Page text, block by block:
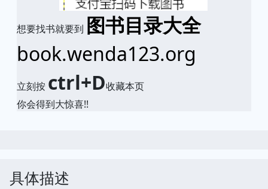
想要找书就要到 图书目录大全
book.wenda123.org
立刻按 ctrl+D收藏本页
你会得到大惊喜!!
具体描述